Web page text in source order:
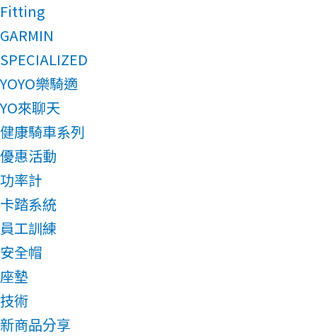
Fitting
GARMIN
SPECIALIZED
YOYO樂騎適
YO來聊天
健康騎車系列
優惠活動
功率計
卡踏系統
員工訓練
安全帽
座墊
技術
新商品分享